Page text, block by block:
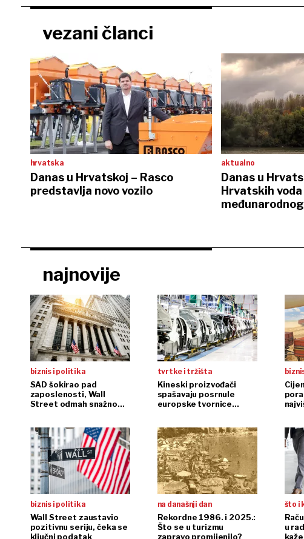
vezani članci
hrvatska
Danas u Hrvatskoj – Rasco
predstavlja novo vozilo
aktualno
Danas u
Hrvatskih
najnovije
biznis i politika
SAD šokirao pad
zaposlenosti, Wall
Street odmah snažno
tvrtke i tržišta
Kineski proizvođači
spašavaju posrnule
europske tvornice
biznis i politika
Wall Street zaustavio
pozitivnu seriju, čeka se
ključni podatak
na današnji dan
Rekordne 1986. i 2025.:
Što se u turizmu
zapravo promijenilo?
što i
u